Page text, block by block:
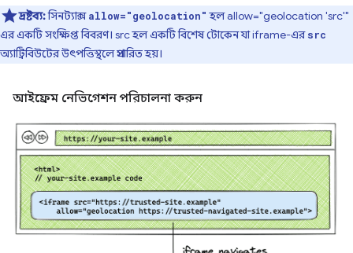
দ্রষ্টব্য:সিনট্যাক্সallow="geolocation" হল allow="geolocation 'src'"
এর একটি সংক্ষিপ্ত বিবরণ। src হল একটি বিশেষ টোকেন যা iframe-এরsrc
অ্যাট্রিবিউটের উৎপত্তিস্থলে প্রসারিত হয়।
আইফ্রেম নেভিগেশন পরিচালনা করুন